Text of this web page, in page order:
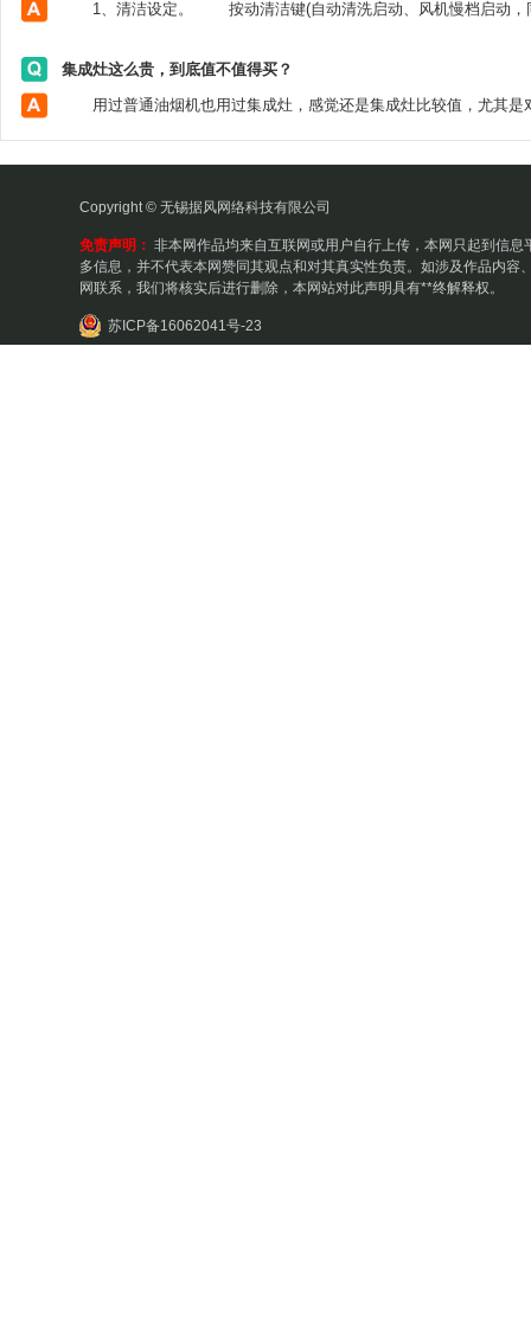
集成灶这么贵，到底值不值得买？
Copyright © 无锡据风网络科技有限公司
免责声明： 非本网作品均来自互联网或用户自行上传，本网只起到信息
多信息，并不代表本网赞同其观点和对其真实性负责。如涉及作品内容
网联系，我们将核实后进行删除，本网站对此声明具有**终解释权。
苏ICP备16062041号-23